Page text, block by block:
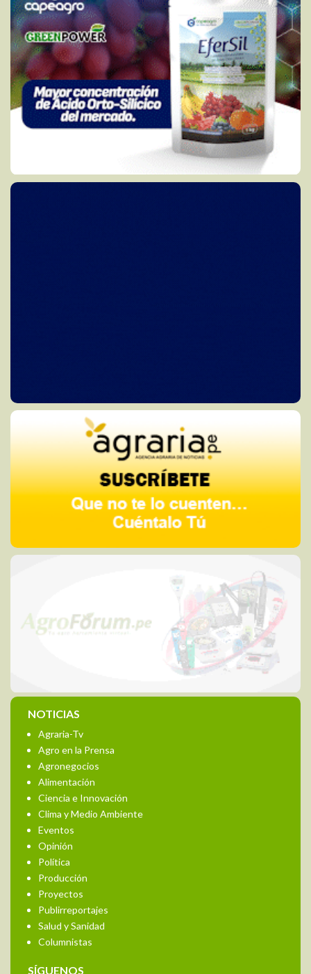
NOTICIAS
Agraria-Tv
Agro en la Prensa
Agronegocios
Alimentación
Ciencia e Innovación
Clima y Medio Ambiente
Eventos
Opinión
Política
Producción
Proyectos
Publirreportajes
Salud y Sanidad
Columnistas
SÍGUENOS